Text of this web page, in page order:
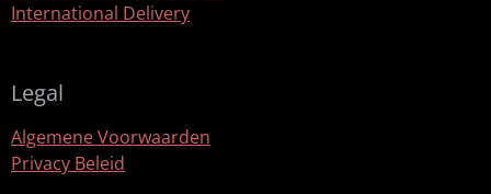
International Delivery
Legal
Algemene Voorwaarden
Privacy Beleid